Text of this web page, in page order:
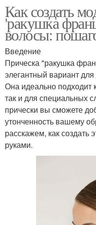
Как создать
'ракушка
волосы:
Введение
Прическа "ракушка
элегантный вариант
Она идеально подходит
так и для специальных
прически вы сможете
утонченность вашему
расскажем, как создать
руками.